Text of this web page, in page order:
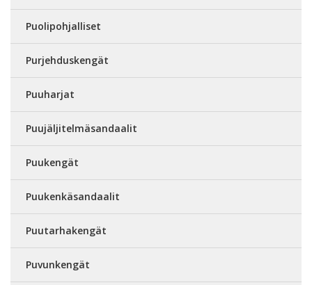
Puolipohjalliset
Purjehduskengät
Puuharjat
Puujäljitelmäsandaalit
Puukengät
Puukenkäsandaalit
Puutarhakengät
Puvunkengät